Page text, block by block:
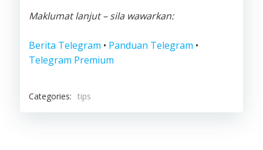
Maklumat lanjut – sila wawarkan:
Berita Telegram • Panduan Telegram •
Telegram Premium
Categories: tips